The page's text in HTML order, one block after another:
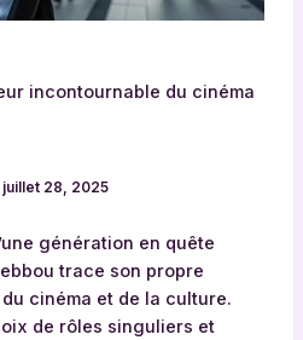
incontournable du cinéma
juillet 28, 2025
génération en quête
trace son propre
cinéma et de la culture.
de rôles singuliers et